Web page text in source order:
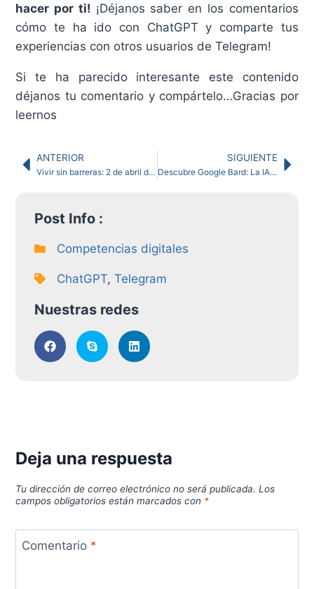
hacer por ti! ¡Déjanos saber en los comentarios
cómo te ha ido con ChatGPT y comparte tus
experiencias con otros usuarios de Telegram!
Si te ha parecido interesante este contenido
déjanos tu comentario y compártelo…Gracias por
leernos
ANTERIOR
Vivir sin barreras: 2 de abril día mundial del autismo
SIGUIENTE
Descubre Google Bard: La IA conversacional que competirá con ChatGPT
Post Info :
Competencias digitales
ChatGPT,Telegram
Nuestras redes
Deja una respuesta
Tu dirección de correo electrónico no será publicada. Los
campos obligatorios están marcados con *
Comentario *